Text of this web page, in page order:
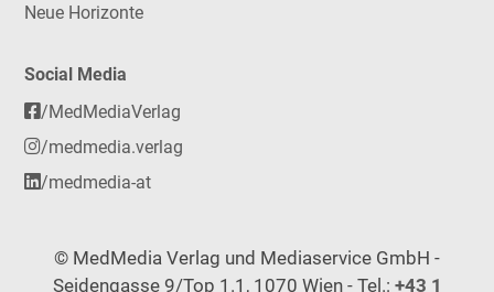
Neue Horizonte
Social Media
/MedMediaVerlag
/medmedia.verlag
/medmedia-at
© MedMedia Verlag und Mediaservice GmbH -
Seidengasse 9/Top 1.1, 1070 Wien - Tel.: +43 1